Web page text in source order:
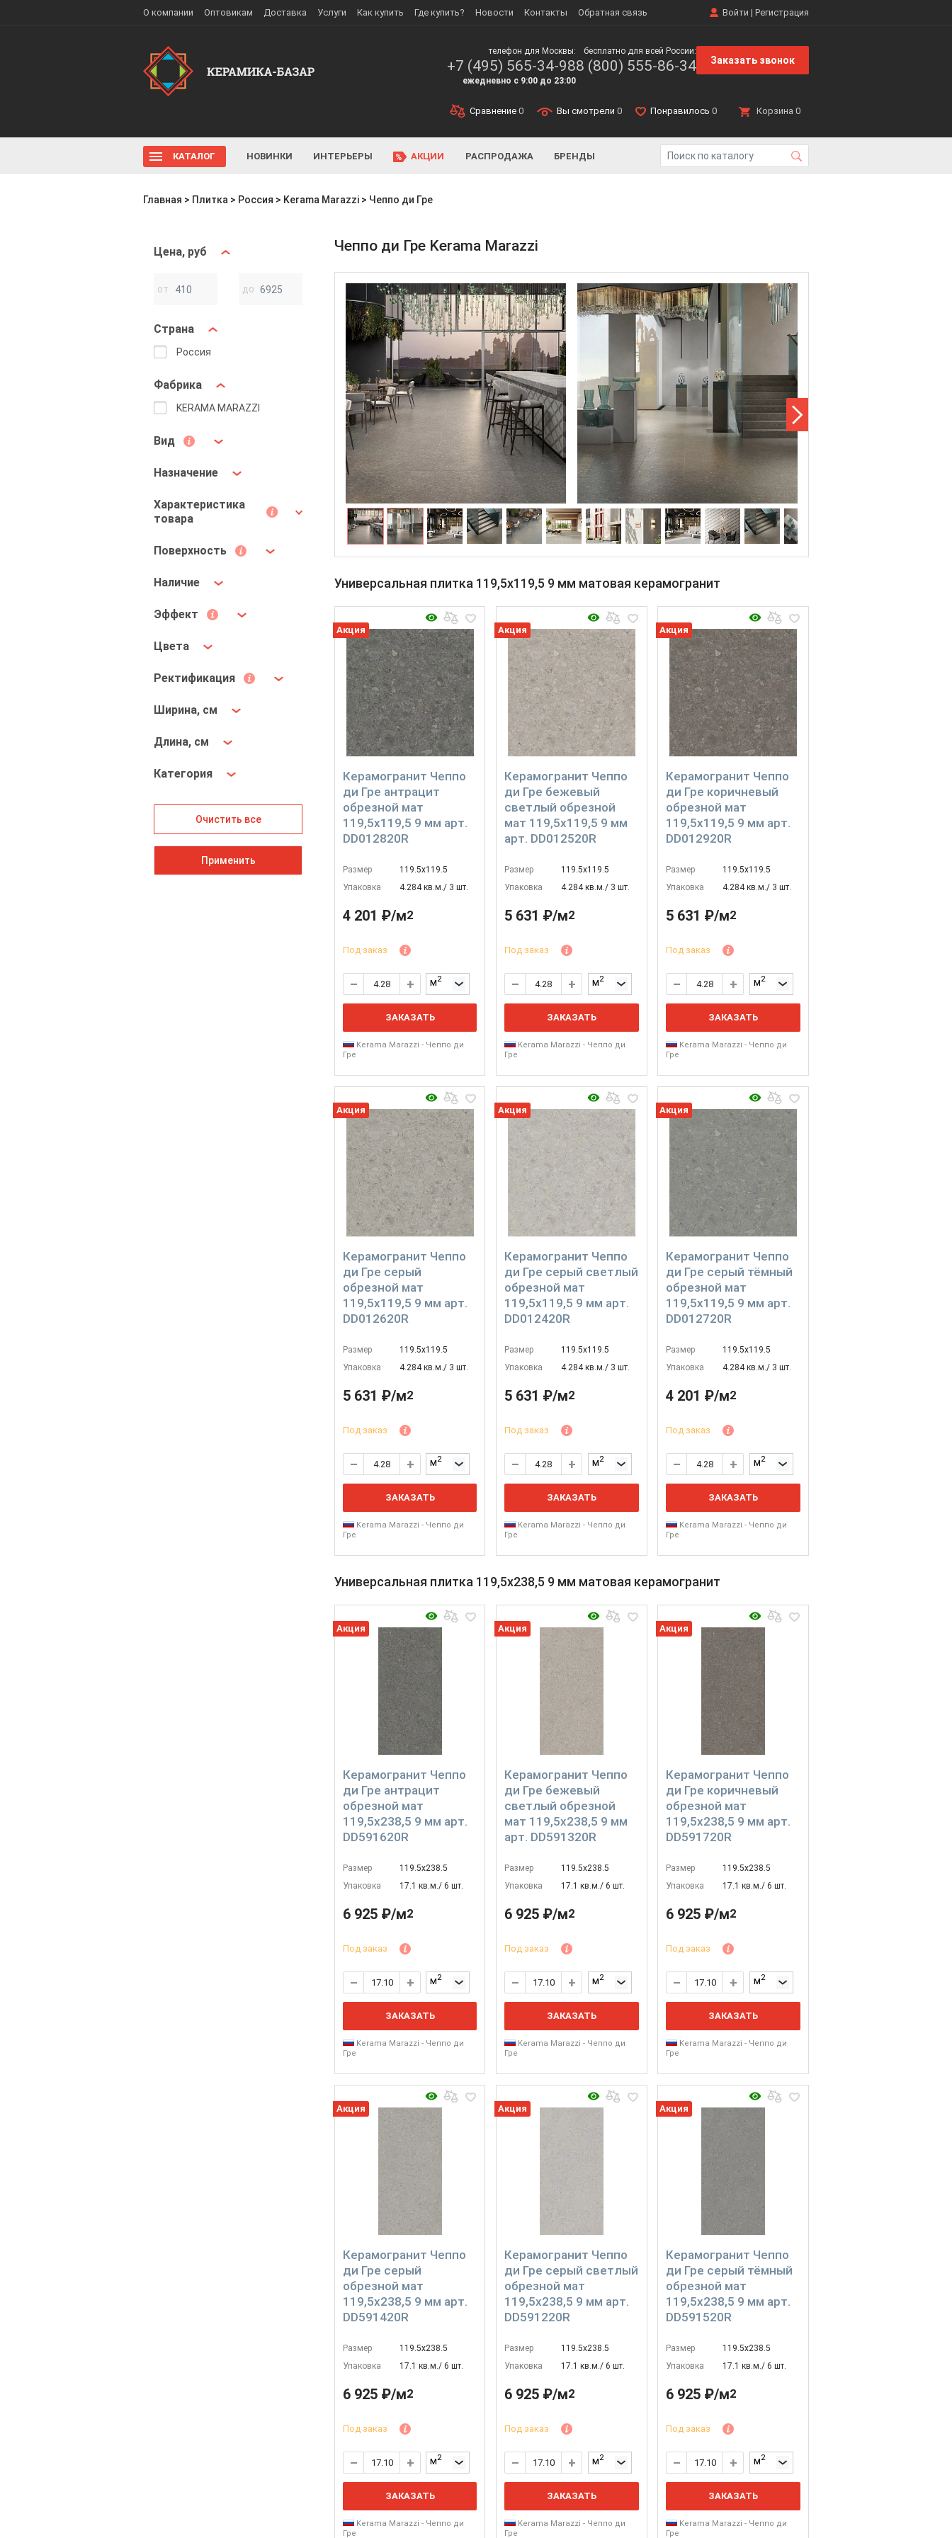
Войти | Регистрация
О компании Оптовикам Доставка Услуги Как купить Где купить? Новости Контакты Обратная связь
телефон для Москвы:
+7 (495) 565-34-98
ежедневно с 9:00 до 23:00
бесплатно для всей России:
8 (800) 555-86-34 Заказать звонок
Сравнение 0 Вы смотрели 0 Понравилось 0 Корзина 0
КАТАЛОГ НОВИНКИ ИНТЕРЬЕРЫ АКЦИИ РАСПРОДАЖА БРЕНДЫ
Главная > Плитка > Россия > Kerama Marazzi > Чеппо ди Гре
Цена, руб
Страна
Россия
Фабрика
KERAMA MARAZZI
Вид
Назначение
Характеристика
товара
Поверхность
Наличие
Эффект
Цвета
Ректификация
Ширина, см
Длина, см
Категория
Очистить все
Применить
Чеппо ди Гре Kerama Marazzi
Универсальная плитка 119,5x119,5 9 мм матовая керамогранит
Керамогранит Чеппо
ди Гре антрацит
обрезной мат
119,5x119,5 9 мм арт.
DD012820R
Размер
119.5х119.5
Упаковка
4.284 кв.м./ 3 шт.
Акция
4 201 ₽/м2
Под заказ
м2
ЗАКАЗАТЬ
Kerama Marazzi - Чеппо ди
Гре
Керамогранит Чеппо
ди Гре бежевый
светлый обрезной
мат 119,5x119,5 9 мм
арт. DD012520R
Размер
119.5х119.5
Упаковка
4.284 кв.м./ 3 шт.
Акция
5 631 ₽/м2
Под заказ
м2
ЗАКАЗАТЬ
Kerama Marazzi - Чеппо ди
Гре
Керамогранит Чеппо
ди Гре коричневый
обрезной мат
119,5x119,5 9 мм арт.
DD012920R
Размер
119.5х119.5
Упаковка
4.284 кв.м./ 3 шт.
Акция
5 631 ₽/м2
Под заказ
м2
ЗАКАЗАТЬ
Kerama Marazzi - Чеппо ди
Гре
Керамогранит Чеппо
ди Гре серый
обрезной мат
119,5x119,5 9 мм арт.
DD012620R
Размер
119.5х119.5
Упаковка
4.284 кв.м./ 3 шт.
Акция
5 631 ₽/м2
Под заказ
м2
ЗАКАЗАТЬ
Kerama Marazzi - Чеппо ди
Гре
Керамогранит Чеппо
ди Гре серый светлый
обрезной мат
119,5x119,5 9 мм арт.
DD012420R
Размер
119.5х119.5
Упаковка
4.284 кв.м./ 3 шт.
Акция
5 631 ₽/м2
Под заказ
м2
ЗАКАЗАТЬ
Kerama Marazzi - Чеппо ди
Гре
Керамогранит Чеппо
ди Гре серый тёмный
обрезной мат
119,5x119,5 9 мм арт.
DD012720R
Размер
119.5х119.5
Упаковка
4.284 кв.м./ 3 шт.
Акция
4 201 ₽/м2
Под заказ
м2
ЗАКАЗАТЬ
Kerama Marazzi - Чеппо ди
Гре
Универсальная плитка 119,5x238,5 9 мм матовая керамогранит
Керамогранит Чеппо
ди Гре антрацит
обрезной мат
119,5x238,5 9 мм арт.
DD591620R
Размер
119.5х238.5
Упаковка
17.1 кв.м./ 6 шт.
Акция
6 925 ₽/м2
Под заказ
м2
ЗАКАЗАТЬ
Kerama Marazzi - Чеппо ди
Гре
Керамогранит Чеппо
ди Гре бежевый
светлый обрезной
мат 119,5x238,5 9 мм
арт. DD591320R
Размер
119.5х238.5
Упаковка
17.1 кв.м./ 6 шт.
Акция
6 925 ₽/м2
Под заказ
м2
ЗАКАЗАТЬ
Kerama Marazzi - Чеппо ди
Гре
Керамогранит Чеппо
ди Гре коричневый
обрезной мат
119,5x238,5 9 мм арт.
DD591720R
Размер
119.5х238.5
Упаковка
17.1 кв.м./ 6 шт.
Акция
6 925 ₽/м2
Под заказ
м2
ЗАКАЗАТЬ
Kerama Marazzi - Чеппо ди
Гре
Керамогранит Чеппо
ди Гре серый
обрезной мат
119,5x238,5 9 мм арт.
DD591420R
Размер
119.5х238.5
Упаковка
17.1 кв.м./ 6 шт.
Акция
6 925 ₽/м2
Под заказ
м2
ЗАКАЗАТЬ
Kerama Marazzi - Чеппо ди
Гре
Керамогранит Чеппо
ди Гре серый светлый
обрезной мат
119,5x238,5 9 мм арт.
DD591220R
Размер
119.5х238.5
Упаковка
17.1 кв.м./ 6 шт.
Акция
6 925 ₽/м2
Под заказ
м2
ЗАКАЗАТЬ
Kerama Marazzi - Чеппо ди
Гре
Керамогранит Чеппо
ди Гре серый тёмный
обрезной мат
119,5x238,5 9 мм арт.
DD591520R
Размер
119.5х238.5
Упаковка
17.1 кв.м./ 6 шт.
Акция
6 925 ₽/м2
Под заказ
м2
ЗАКАЗАТЬ
Kerama Marazzi - Чеппо ди
Гре